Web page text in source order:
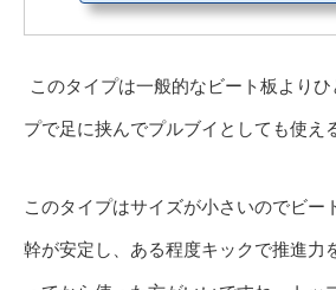
このタイプは一般的なビート板より
プで足に挟んでプルブイとしても使え
このタイプはサイズが小さいのでビー
幹が安定し、ある程度キックで推進力